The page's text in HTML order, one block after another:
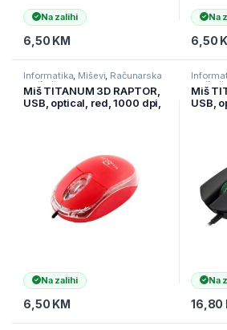
Na zalihi
6,50 KM
Na
6,50
Informatika, Miševi, Računarska
periferija
Miš TITANUM 3D RAPTOR,
USB, optical, red, 1000 dpi,
Na zalihi
6,50 KM
periferija
Miš
USB,
Na
16,80